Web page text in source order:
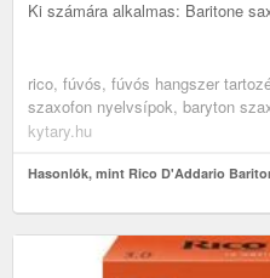
Ki számára alkalmas: Baritone
rico, fúvós, fúvós hangszer
szaxofon nyelvsípok, baryton
kytary.hu
Hasonlók, mint Rico D'Addario